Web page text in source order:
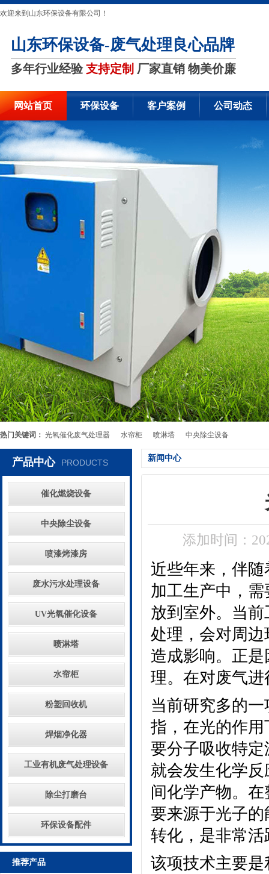
欢迎来到山东环保设备有限公司！
山东环保设备-废气处理良心品牌
多年行业经验支持定制 厂家直销 物美价廉
网站首页 环保设备 客户案例 公司动态
热门关键词： 光氧催化废气处理器 水帘柜 喷淋塔 中央除尘设备
产品中心 PRODUCTS
催化燃烧设备
中央除尘设备
喷漆烤漆房
废水污水处理设备
UV光氧催化设备
喷淋塔
水帘柜
粉塑回收机
焊烟净化器
工业有机废气处理设备
除尘打磨台
环保设备配件
推荐产品
新闻中心
添加时间：
近些年来，伴
加工生产中，
放到室外。当
处理，会对周
造成影响。正
理。在对废气
当前研究多的
指，在光的作
要分子吸收特
就会发生化学
间化学产物。
要来源于光子
转化，是非常
该项技术主要